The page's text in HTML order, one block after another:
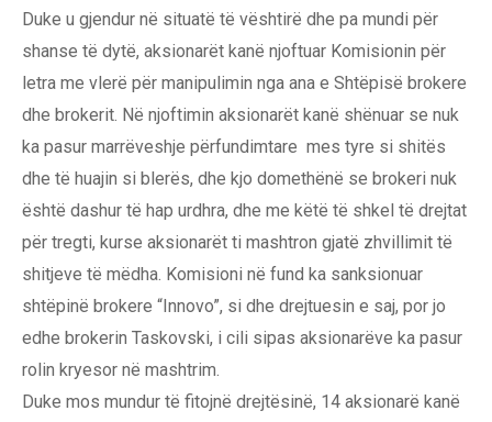
Duke u gjendur në situatë të vështirë dhe pa mundi për
shanse të dytë, aksionarët kanë njoftuar Komisionin për
letra me vlerë për manipulimin nga ana e Shtëpisë brokere
dhe brokerit. Në njoftimin aksionarët kanë shënuar se nuk
ka pasur marrëveshje përfundimtare mes tyre si shitës
dhe të huajin si blerës, dhe kjo domethënë se brokeri nuk
është dashur të hap urdhra, dhe me këtë të shkel të drejtat
për tregti, kurse aksionarët ti mashtron gjatë zhvillimit të
shitjeve të mëdha. Komisioni në fund ka sanksionuar
shtëpinë brokere “Innovo”, si dhe drejtuesin e saj, por jo
edhe brokerin Taskovski, i cili sipas aksionarëve ka pasur
rolin kryesor në mashtrim.
Duke mos mundur të fitojnë drejtësinë, 14 aksionarë kanë